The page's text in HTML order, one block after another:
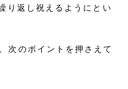
り返し祝えるようにとい
次のポイントを押さえて